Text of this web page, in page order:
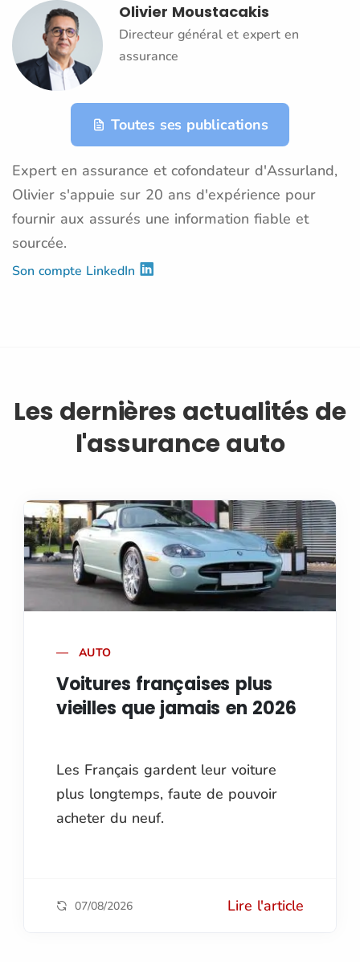
Olivier Moustacakis
Directeur général et expert en
assurance
Toutes ses publications
Expert en assurance et cofondateur d'Assurland,
Olivier s'appuie sur 20 ans d'expérience pour
fournir aux assurés une information fiable et
sourcée.
Son compte LinkedIn
Les dernières actualités de
l'assurance auto
AUTO
Voitures françaises plus
vieilles que jamais en 2026
Les Français gardent leur voiture
plus longtemps, faute de pouvoir
acheter du neuf.
07/08/2026 Lire l'article